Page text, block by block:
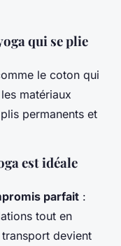
qui se plie
le coton qui
matériaux
permanents et
est idéale
parfait :
tout en
devient